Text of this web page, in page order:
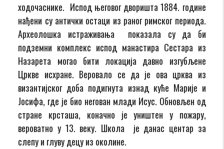
ходочаснике. Испод његовог дворишта 1884. године
нађени су антички остаци из раног римског периода.
Археолошка истраживања показала су да би
подземни комплекс испод манастира Сестара из
Назарета могао бити локација давно изгубљене
Цркве исхране. Веровало се да је ова црква из
византијског доба подигнута изнад куће Марије и
Јосифа, где је био негован млади Исус. Обновљен од
стране крсташа, коначно је уништен у пожару,
вероватно у 13. веку. Школа је данас центар за
слепу и глуву децу из околине.